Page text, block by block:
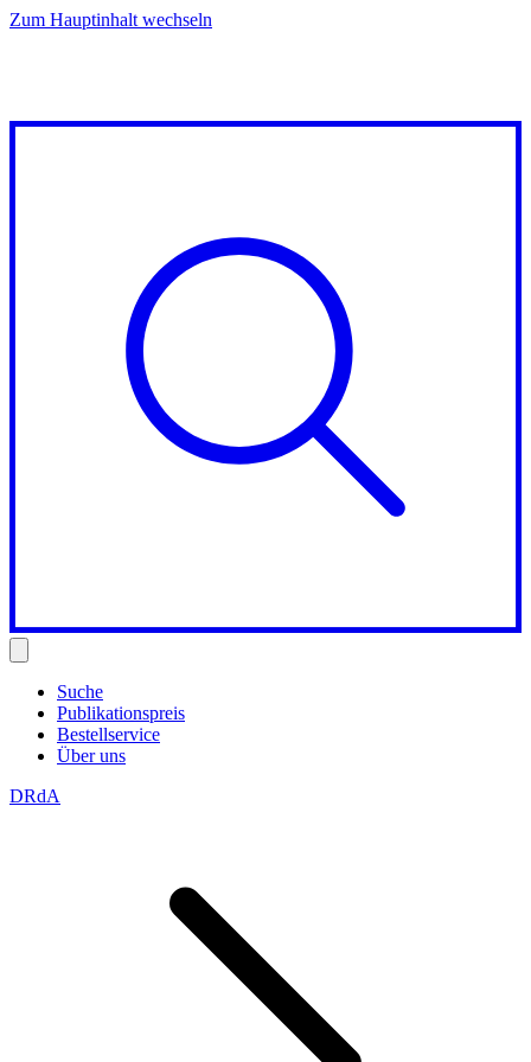
Zum Hauptinhalt wechseln
Suche
Publikationspreis
Bestellservice
Über uns
DRdA